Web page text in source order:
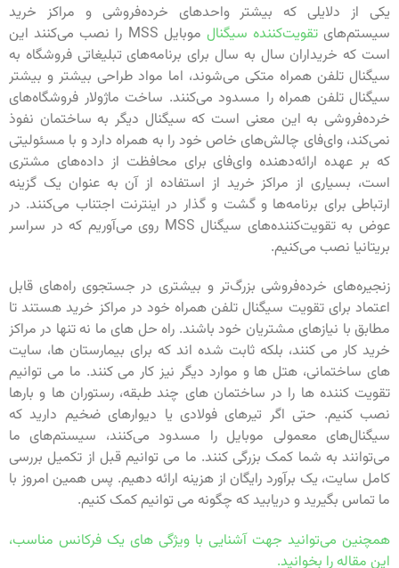
یکی از دلایلی که بیشتر واحدهای خرده‌فروشی و مراکز خرید
سیستم‌هایتقویت‌کننده سیگنال
موبایل MSS را نصب می‌کنند این
است که خریداران سال به سال برای برنامه‌های تبلیغاتی فروشگاه به
سیگنال تلفن همراه متکی می‌شوند، اما مواد طراحی بیشتر و بیشتر
سیگنال تلفن همراه را مسدود می‌کنند. ساخت ماژولار فروشگاه‌های
خرده‌فروشی به این معنی است که سیگنال دیگر به ساختمان نفوذ
نمی‌کند، وای‌فای چالش‌های خاص خود را به همراه دارد و با مسئولیتی
که بر عهده ارائه‌دهنده وای‌فای برای محافظت از داده‌های مشتری
است، بسیاری از مراکز خرید از استفاده از آن به عنوان یک گزینه
ارتباطی برای برنامه‌ها و گشت و گذار در اینترنت اجتناب می‌کنند. در
عوض به تقویت‌کننده‌های سیگنال MSS روی می‌آوریم که در سراسر
بریتانیا نصب می‌کنیم.
زنجیره‌های خرده‌فروشی بزرگ‌تر و بیشتری در جستجوی راه‌های قابل
اعتماد برای تقویت سیگنال تلفن همراه خود در مراکز خرید هستند تا
مطابق با نیازهای مشتریان خود باشند. راه حل های ما نه تنها در مراکز
خرید کار می کنند، بلکه ثابت شده اند که برای بیمارستان ها، سایت
های ساختمانی، هتل ها و موارد دیگر نیز کار می کنند. ما می توانیم
تقویت کننده ها را در ساختمان های چند طبقه، رستوران ها و بارها
نصب کنیم. حتی اگر تیرهای فولادی یا دیوارهای ضخیم دارید که
سیگنال‌های معمولی موبایل را مسدود می‌کنند، سیستم‌های ما
می‌توانند به شما کمک بزرگی کنند. ما می توانیم قبل از تکمیل بررسی
کامل سایت، یک برآورد رایگان از هزینه ارائه دهیم. پس همین امروز با
ما تماس بگیرید و دریابید که چگونه می توانیم کمک کنیم.
همچنین می‌توانید جهت آشنایی با ویژگی های یک فرکانس مناسب،
این مقاله را بخوانید.